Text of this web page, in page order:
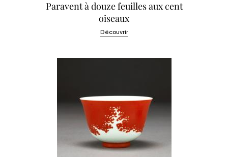
Paravent à douze feuilles aux cent
oiseaux
Découvrir